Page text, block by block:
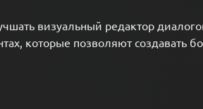
визуальный редактор
которые позволяют создавать